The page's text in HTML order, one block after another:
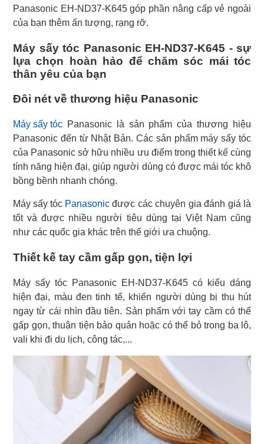
Panasonic EH-ND37-K645 góp phần nâng cấp vẻ ngoài
của bạn thêm ấn tượng, rạng rỡ.
Máy sấy tóc Panasonic EH-ND37-K645 - sự
lựa chọn hoàn hảo để chăm sóc mái tóc
thân yêu của bạn
Đôi nét về thương hiệu Panasonic
Máy sấy tóc Panasonic là sản phẩm của thương hiệu
Panasonic đến từ Nhật Bản. Các sản phẩm máy sấy tóc
của Panasonic sở hữu nhiều ưu điểm trong thiết kế cùng
tính năng hiện đại, giúp người dùng có được mái tóc khô
bồng bềnh nhanh chóng.
Máy sấy tóc Panasonic được các chuyên gia đánh giá là
tốt và được nhiều người tiêu dùng tại Việt Nam cũng
như các quốc gia khác trên thế giới ưa chuộng.
Thiết kế tay cầm gấp gọn, tiện lợi
Máy sấy tóc Panasonic EH-ND37-K645 có kiểu dáng
hiện đại, màu đen tinh tế, khiến người dùng bị thu hút
ngay từ cái nhìn đầu tiên. Sản phẩm với tay cầm có thể
gấp gọn, thuận tiện bảo quản hoặc có thể bỏ trong ba lô,
vali khi đi du lịch, công tác,...